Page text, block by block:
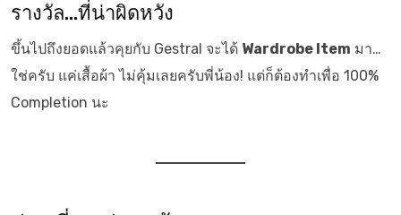
รางวัล…ที่น่าผิดหวัง
ขึ้นไปถึงยอดแล้วคุยกับ Gestral จะได้ Wardrobe Item มา…
ใช่ครับ แค่เสื้อผ้า ไม่คุ้มเลยครับพี่น้อง! แต่ก็ต้องทำเพื่อ 100%
Completion นะ